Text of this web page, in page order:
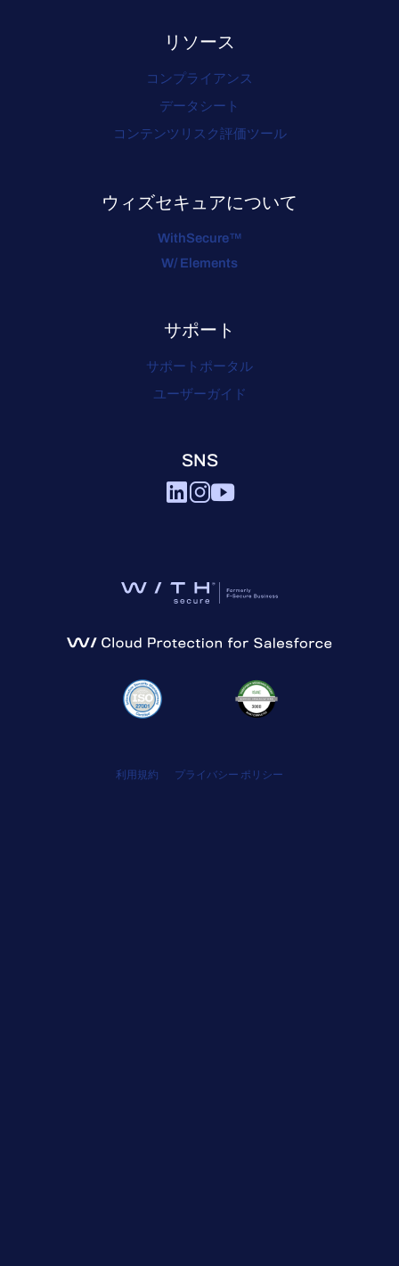
リソース
コンプライアンス
データシート
コンテンツリスク評価ツール
ウィズセキュアについて
WithSecure™
W/ Elements
サポート
サポートポータル
ユーザーガイド
SNS
利用規約 プライバシー ポリシー